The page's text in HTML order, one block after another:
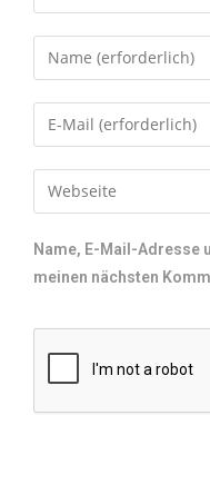
Name, E-Mail-Adresse
meinen nächsten